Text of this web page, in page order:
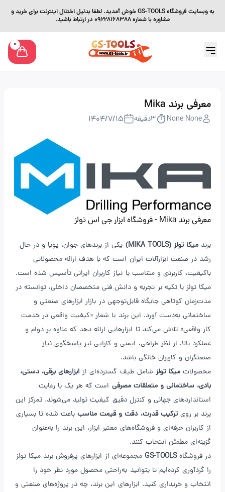
به وبسایت فروشگاه GS-TOOLS خوش آمدید. لطفا بدلیل اختلال اینترنت برای خرید و
مشاوره با شماره 09228168388 در ارتباط باشید.
0
معرفی برند Mika
None None
3دقیقه ۱۴۰۴/۷/۱۵
معرفی برند Mika - فروشگاه ابزار جی اس تولز
برندمیکا تولز (MIKA TOOLS)
یکی از برندهای جوان، پویا و در حال
رشد در صنعت ابزارآلات ایران است که با هدف ارائه محصولاتی
باکیفیت، کاربردی و متناسب با نیاز کاربران ایرانی تأسیس شده است.
میکا تولز با تکیه بر تجربه و دانش فنی متخصصان داخلی، توانسته در
مدت‌زمان کوتاهی جایگاه قابل‌توجهی در بازار ابزارهای صنعتی و
ساختمانی به‌دست آورد. این برند با شعار «کیفیت واقعی در خدمت
کار واقعی» تلاش می‌کند تا ابزارهایی ارائه دهد که علاوه بر دوام و
عملکرد بالا، از نظر طراحی، ایمنی و کارایی نیز پاسخگوی نیاز
صنعتگران و کاربران خانگی باشد.
محصولاتمیکا تولز شامل طیف گسترده‌ای از ابزارهای برقی، دستی،
بادی، ساختمانی و متعلقات مصرفی است که هر یک با رعایت
استانداردهای جهانی و کنترل دقیق کیفیت تولید می‌شوند. تمرکز این
برند بر رویترکیب قدرت، دقت و قیمت مناسبباعث شده تا بسیاری
از کاربران حرفه‌ای و فروشگاه‌های معتبر ابزار، این برند را به‌عنوان
گزینه‌ای مطمئن انتخاب کنند.
در فروشگاهGS-TOOLS مجموعه‌ای از ابزارهای پرفروش برند میکا تولز
را گردآوری کرده‌ایم تا بتوانید به‌راحتی محصول مورد نظر خود را
انتخاب و خریداری کنید. ابزارهای این برند، چه در پروژه‌های صنعتی و